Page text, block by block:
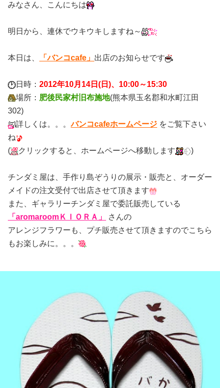
みなさん、こんにちは
明日から、連休でウキウキしますね～
本日は、 「バンコcafe」 出店のお知らせです
日時： 2012年10月14日(日)、10:00～15:30
場所： 肥後民家村旧布施地(熊本県玉名郡和水町江田
302)
詳しくは。。。バンコcafeホームページ をご覧下さい
ね
(
クリックすると、ホームページへ移動します )
チンダミ屋は、手作り島ぞうりの展示・販売と、オーダー
メイドの注文受付で出店させて頂きます
また、ギャラリーチンダミ屋で委託販売している
「aromaroomＫＩＯＲＡ」
さんの
アレンジフラワーも、プチ販売させて頂きますのでこちら
もお楽しみに。。。